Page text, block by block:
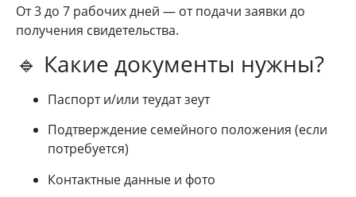
От 3 до 7 рабочих дней — от подачи заявки до
получения свидетельства.
🔹 Какие документы нужны?
Паспорт и/или теудат зеут
Подтверждение семейного положения (если
потребуется)
Контактные данные и фото